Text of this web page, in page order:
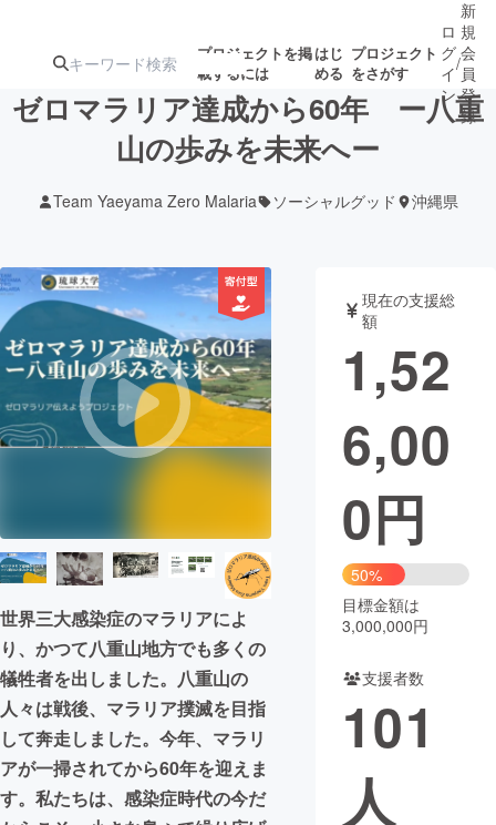
プロジェクトを掲
載するには
はじ
める
プロジェクト
をさがす
ジェクト
ターン
ジェクト
ロジェクト
もうすぐ公開
されます
アート・写真 音楽
テクノロジー・ガジェット ゲーム・サ
映像・映画
まちづくり・地域活性化
CAMPFIRE for Social Good
CAMPFIRE Creation
CAMPFIREふるさと納税machi-ya コミュニティ
ロ
グ
イ
ン
/
新
規
会
員
登
録
ゼロマラリア達成から60年 ー八重
山の歩みを未来へー
Team Yaeyama Zero Malaria ソーシャルグッド 沖縄県
世界三大感染症のマラリアによ
り、かつて八重山地方でも多くの
犠牲者を出しました。八重山の
人々は戦後、マラリア撲滅を目指
して奔走しました。今年、マラリ
アが一掃されてから60年を迎えま
す。私たちは、感染症時代の今だ
現在の支援総
額
1,52
6,00
0円
50%
目標金額は
3,000,000円
支援者数
101
人